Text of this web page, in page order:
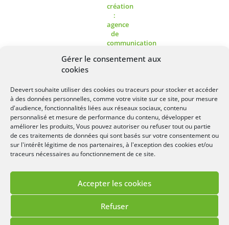
Gérer le consentement aux
cookies
Deevert souhaite utiliser des cookies ou traceurs pour stocker et accéder
à des données personnelles, comme votre visite sur ce site, pour mesure
d'audience, fonctionnalités liées aux réseaux sociaux, contenu
personnalisé et mesure de performance du contenu, développer et
améliorer les produits, Vous pouvez autoriser ou refuser tout ou partie
de ces traitements de données qui sont basés sur votre consentement ou
sur l'intérêt légitime de nos partenaires, à l'exception des cookies et/ou
traceurs nécessaires au fonctionnement de ce site.
Accepter les cookies
Refuser
Site réalisé par LézardsCréation